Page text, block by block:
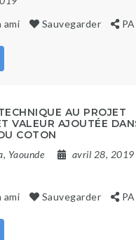
ami
Sauvegarder
AU PROJET
VALEUR AJOUTÉE
COTON
, Yaounde avril 28, 2019
ami
Sauvegarder